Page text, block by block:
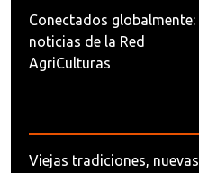
Conectados globalmente:
noticias de la Red
AgriCulturas
Viejas tradiciones, nuevas